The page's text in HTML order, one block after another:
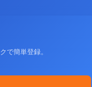
で簡単登録。